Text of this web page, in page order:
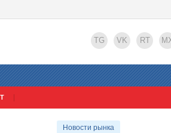
TG VK RT
Новости рынка